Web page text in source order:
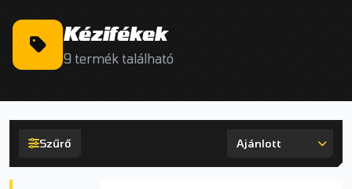
Kézifékek
9 termék található
Szűrő